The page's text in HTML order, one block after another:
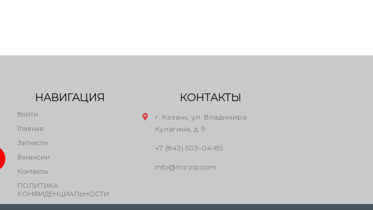
НАВИГАЦИЯ
Войти
Главная
Запчасти
Вакансии
Контакты
ПОЛИТИКА
КОНФИДЕНЦИАЛЬНОСТИ
КОНТАКТЫ
г. Казань, ул. Владимира
Кулагина, д. 9
+7 (843) 503-04-85
info@mirzip.com